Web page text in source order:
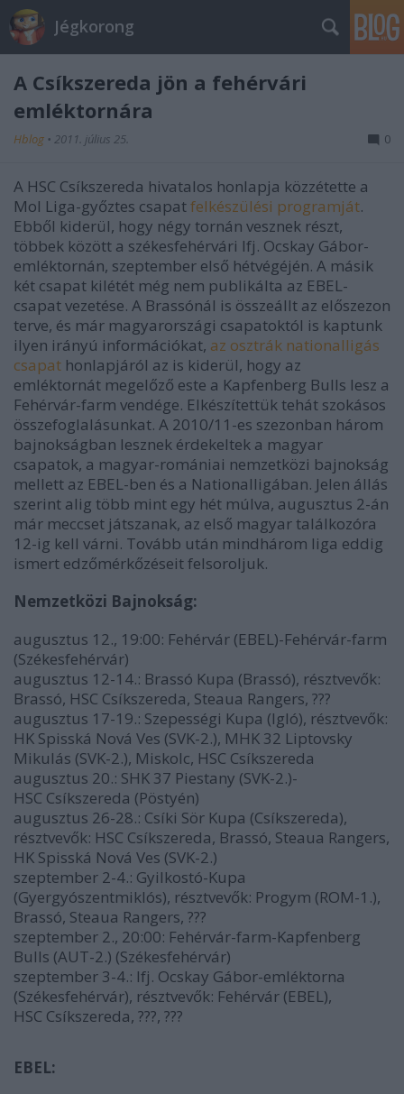
Jégkorong
A Csíkszereda jön a fehérvári
emléktornára
Hblog • 2011. július 25. 0
A HSC Csíkszereda hivatalos honlapja közzétette a
Mol Liga-győztes csapatfelkészülési programját.
Ebből kiderül, hogy négy tornán vesznek részt,
többek között a székesfehérvári Ifj. Ocskay Gábor-
emléktornán, szeptember első hétvégéjén. A másik
két csapat kilétét még nem publikálta az EBEL-
csapat vezetése. A Brassónál is összeállt az előszezon
terve, és már magyarországi csapatoktól is kaptunk
ilyen irányú információkat, az osztrák nationalligás
csapat honlapjáról az is kiderül, hogy az
emléktornát megelőző este a Kapfenberg Bulls lesz a
Fehérvár-farm vendége. Elkészítettük tehát szokásos
összefoglalásunkat. A 2010/11-es szezonban három
bajnokságban lesznek érdekeltek a magyar
csapatok, a magyar-romániai nemzetközi bajnokság
mellett az EBEL-ben és a Nationalligában. Jelen állás
szerint alig több mint egy hét múlva, augusztus 2-án
már meccset játszanak, az első magyar találkozóra
12-ig kell várni. Tovább után mindhárom liga eddig
ismert edzőmérkőzéseit felsoroljuk.
Nemzetközi Bajnokság:
augusztus 12., 19:00: Fehérvár (EBEL)-Fehérvár-farm
(Székesfehérvár)
augusztus 12-14.: Brassó Kupa (Brassó), résztvevők:
Brassó, HSC Csíkszereda, Steaua Rangers, ???
augusztus 17-19.: Szepességi Kupa (Igló), résztvevők:
HK Spisská Nová Ves (SVK-2.), MHK 32 Liptovsky
Mikulás (SVK-2.), Miskolc, HSC Csíkszereda
augusztus 20.: SHK 37 Piestany (SVK-2.)-
HSC Csíkszereda (Pöstyén)
augusztus 26-28.: Csíki Sör Kupa (Csíkszereda),
résztvevők: HSC Csíkszereda, Brassó, Steaua Rangers,
HK Spisská Nová Ves (SVK-2.)
szeptember 2-4.: Gyilkostó-Kupa
(Gyergyószentmiklós), résztvevők: Progym (ROM-1.),
Brassó, Steaua Rangers, ???
szeptember 2., 20:00: Fehérvár-farm-Kapfenberg
Bulls (AUT-2.) (Székesfehérvár)
szeptember 3-4.: Ifj. Ocskay Gábor-emléktorna
(Székesfehérvár), résztvevők: Fehérvár (EBEL),
HSC Csíkszereda, ???, ???
EBEL: